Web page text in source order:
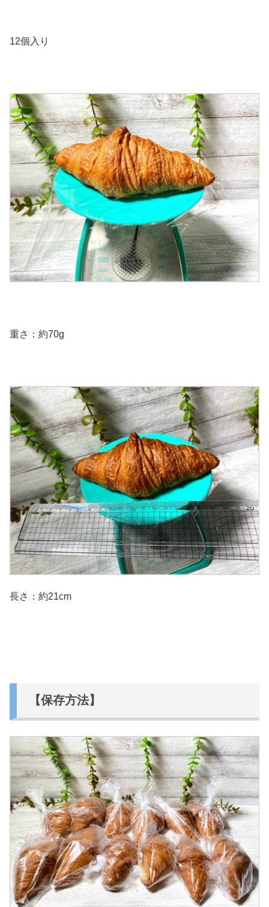
12個入り
重さ：約70g
長さ：約21cm
【保存方法】